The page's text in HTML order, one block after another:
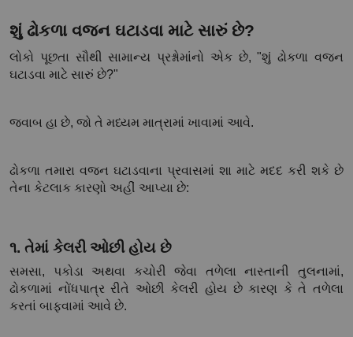
શું ઢોકળા વજન ઘટાડવા માટે સારું છે?
લોકો પૂછતા સૌથી સામાન્ય પ્રશ્નોમાંનો એક છે, "શું ઢોકળા વજન
ઘટાડવા માટે સારું છે?"
જવાબ હા છે, જો તે મધ્યમ માત્રામાં ખાવામાં આવે.
ઢોકળા તમારા વજન ઘટાડવાના પ્રવાસમાં શા માટે મદદ કરી શકે છે
તેના કેટલાક કારણો અહીં આપ્યા છે:
૧. તેમાં કેલરી ઓછી હોય છે
સમસા, પકોડા અથવા કચોરી જેવા તળેલા નાસ્તાની તુલનામાં,
ઢોકળામાં નોંધપાત્ર રીતે ઓછી કેલરી હોય છે કારણ કે તે તળેલા
કરતાં બાફવામાં આવે છે.